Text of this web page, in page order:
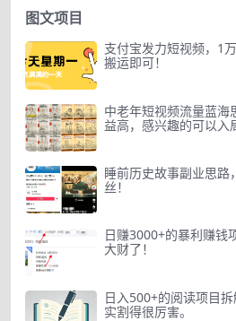
图文项目
支付宝发力短视频，1
搬运即可！
中老年短视频流量蓝海
益高，感兴趣的可以入
睡前历史故事副业思
丝！
日赚3000+的暴利赚钱
大财了！
日入500+的阅读项目
实割得很厉害。